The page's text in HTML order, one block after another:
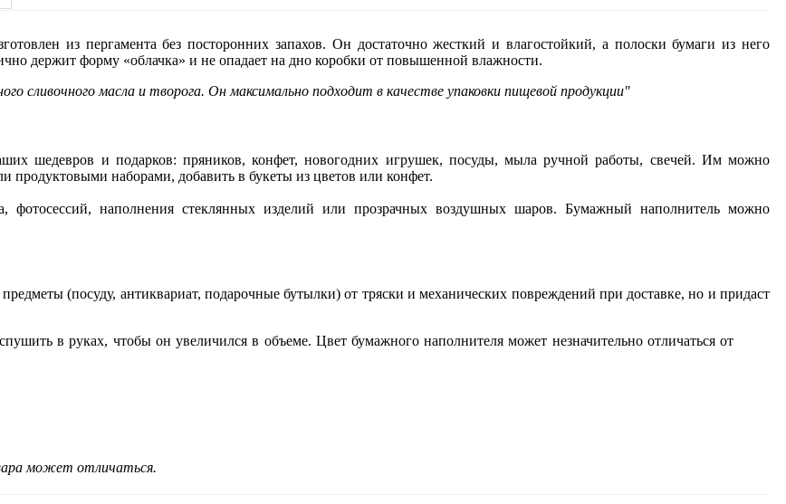
из пергамента без посторонних запахов. Он достаточно жесткий и влагостойкий, а полоски бумаги из него
держит форму «облачка» и не опадает на дно коробки от повышенной влажности.
сливочного масла и творога. Он максимально подходит в качестве упаковки пищевой продукции"
шедевров и подарков: пряников, конфет, новогодних игрушек, посуды, мыла ручной работы, свечей. Им можно
продуктовыми наборами, добавить в букеты из цветов или конфет.
фотосессий, наполнения стеклянных изделий или прозрачных воздушных шаров. Бумажный наполнитель можно
(посуду, антиквариат, подарочные бутылки) от тряски и механических повреждений при доставке, но и придаст
в руках, чтобы он увеличился в объеме. Цвет бумажного наполнителя может незначительно отличаться от
может отличаться.